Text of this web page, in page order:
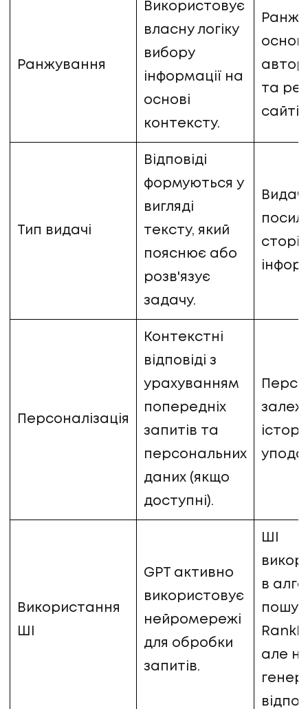
Ранжування
Використовує
власну логіку
вибору
інформації на
основі
контексту.
основі
та
Тип видачі
Відповіді
формуються у
вигляді
тексту, який
пояснює або
розв'язує
задачу.
Персоналізація
Контекстні
відповіді з
урахуванням
попередніх
запитів та
персональних
даних (якщо
доступні).
Використання
ШІ
GPT активно
використовує
нейромережі
для обробки
запитів.
ШІ
в
але